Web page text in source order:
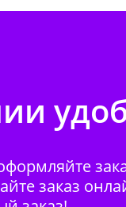
заказ